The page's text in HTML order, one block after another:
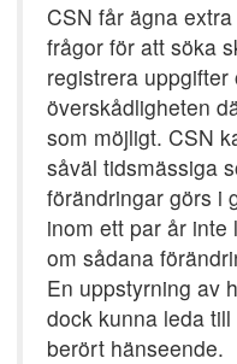
CSN får ägna
frågor för att söka
registrera
överskådligheten
som möjligt. CSN
såväl tidsmässiga
förändringar görs i
inom ett par år inte
om sådana
En uppstyrning av
dock kunna leda
berört hänseende.